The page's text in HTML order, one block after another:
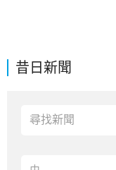
昔日新聞